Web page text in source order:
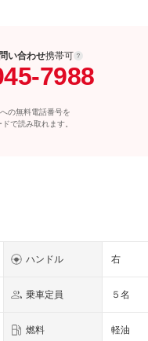
い合わせ携帯可
7988
の無料電話番号を
で読み取れます。
ハンドル 右
乗車定員 ５名
燃料 軽油